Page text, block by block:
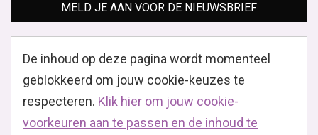
MELD JE AAN VOOR DE NIEUWSBRIEF
De inhoud op deze pagina wordt momenteel
geblokkeerd om jouw cookie-keuzes te
respecteren. Klik hier om jouw cookie-
voorkeuren aan te passen en de inhoud te